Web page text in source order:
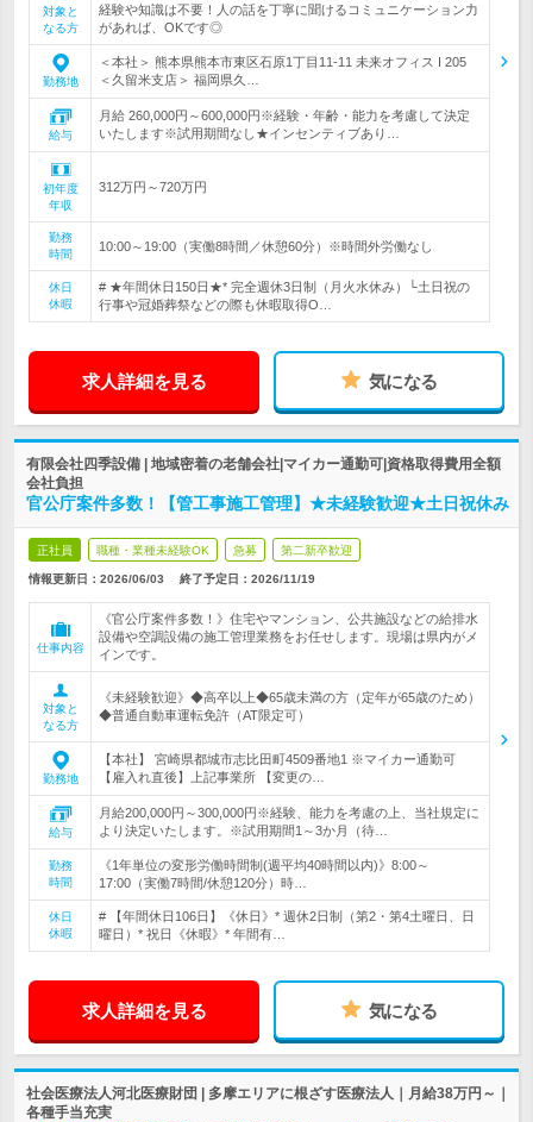
対象と
なる方
経験や知識は不要！人の話を丁寧に聞けるコミュニケーション力
があれば、OKです◎
勤務地
＜本社＞ 熊本県熊本市東区石原1丁目11-11 未来オフィス I 205
＜久留米支店＞ 福岡県久…
給与
月給 260,000円～600,000円※経験・年齢・能力を考慮して決定
いたします※試用期間なし★インセンティブあり…
初年度
年収
312万円～720万円
勤務
時間
10:00～19:00（実働8時間／休憩60分）※時間外労働なし
休日
休暇
# ★年間休日150日★* 完全週休3日制（月火水休み）└土日祝の
行事や冠婚葬祭などの際も休暇取得O…
求人詳細を見る 気になる
有限会社四季設備 | 地域密着の老舗会社|マイカー通勤可|資格取得費用全額
会社負担
官公庁案件多数！【管工事施工管理】★未経験歓迎★土日祝休み
正社員 職種・業種未経験OK 急募 第二新卒歓迎
情報更新日：2026/06/03 終了予定日： 2026/11/19
仕事内容
《官公庁案件多数！》住宅やマンション、公共施設などの給排水
設備や空調設備の施工管理業務をお任せします。現場は県内がメ
インです。
対象と
なる方
《未経験歓迎》◆高卒以上◆65歳未満の方（定年が65歳のため）
◆普通自動車運転免許（AT限定可）
勤務地
【本社】 宮崎県都城市志比田町4509番地1 ※マイカー通勤可
【雇入れ直後】上記事業所 【変更の…
給与
月給200,000円～300,000円※経験、能力を考慮の上、当社規定に
より決定いたします。※試用期間1～3か月（待…
勤務
時間
《1年単位の変形労働時間制(週平均40時間以内)》8:00～
17:00（実働7時間/休憩120分）時…
休日
休暇
# 【年間休日106日】《休日》* 週休2日制（第2・第4土曜日、日
曜日）* 祝日《休暇》* 年間有…
求人詳細を見る 気になる
社会医療法人河北医療財団 | 多摩エリアに根ざす医療法人｜月給38万円～｜
各種手当充実